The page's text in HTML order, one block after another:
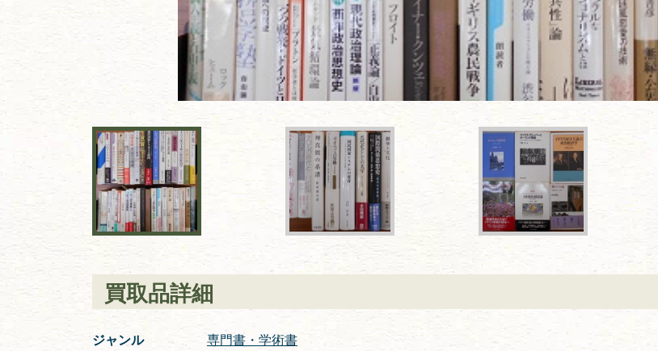
買取品詳細
ジャンル 専門書・学術書